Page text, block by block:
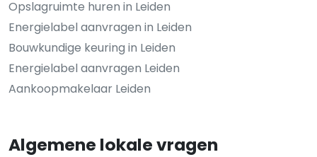
Opslagruimte huren in Leiden
Energielabel aanvragen in Leiden
Bouwkundige keuring in Leiden
Energielabel aanvragen Leiden
Aankoopmakelaar Leiden
Algemene lokale vragen